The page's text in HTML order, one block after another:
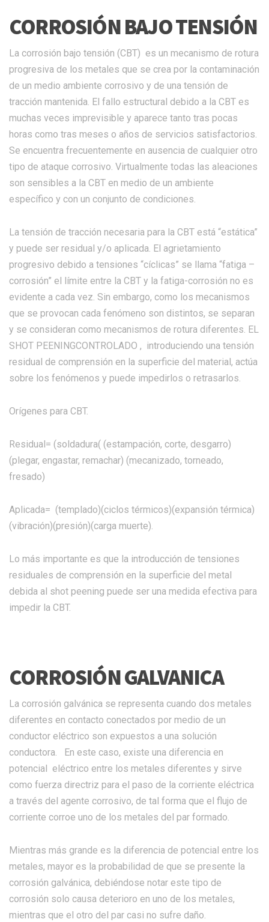
CORROSIÓN BAJO TENSIÓN
La corrosión bajo tensión (CBT) es un mecanismo de rotura
progresiva de los metales que se crea por la contaminación
de un medio ambiente corrosivo y de una tensión de
tracción mantenida. El fallo estructural debido a la CBT es
muchas veces imprevisible y aparece tanto tras pocas
horas como tras meses o años de servicios satisfactorios.
Se encuentra frecuentemente en ausencia de cualquier otro
tipo de ataque corrosivo. Virtualmente todas las aleaciones
son sensibles a la CBT en medio de un ambiente
específico y con un conjunto de condiciones.
La tensión de tracción necesaria para la CBT está “estática”
y puede ser residual y/o aplicada. El agrietamiento
progresivo debido a tensiones “cíclicas” se llama “fatiga –
corrosión” el límite entre la CBT y la fatiga-corrosión no es
evidente a cada vez. Sin embargo, como los mecanismos
que se provocan cada fenómeno son distintos, se separan
y se consideran como mecanismos de rotura diferentes. EL
SHOT PEENINGCONTROLADO , introduciendo una tensión
residual de comprensión en la superficie del material, actúa
sobre los fenómenos y puede impedirlos o retrasarlos.
Orígenes para CBT.
Residual= (soldadura( (estampación, corte, desgarro)
(plegar, engastar, remachar) (mecanizado, torneado,
fresado)
Aplicada= (templado)(ciclos térmicos)(expansión térmica)
(vibración)(presión)(carga muerte).
Lo más importante es que la introducción de tensiones
residuales de comprensión en la superficie del metal
debida al shot peening puede ser una medida efectiva para
impedir la CBT.
CORROSIÓN GALVANICA
La corrosión galvánica se representa cuando dos metales
diferentes en contacto conectados por medio de un
conductor eléctrico son expuestos a una solución
conductora. En este caso, existe una diferencia en
potencial eléctrico entre los metales diferentes y sirve
como fuerza directriz para el paso de la corriente eléctrica
a través del agente corrosivo, de tal forma que el flujo de
corriente corroe uno de los metales del par formado.
Mientras más grande es la diferencia de potencial entre los
metales, mayor es la probabilidad de que se presente la
corrosión galvánica, debiéndose notar este tipo de
corrosión solo causa deterioro en uno de los metales,
mientras que el otro del par casi no sufre daño.